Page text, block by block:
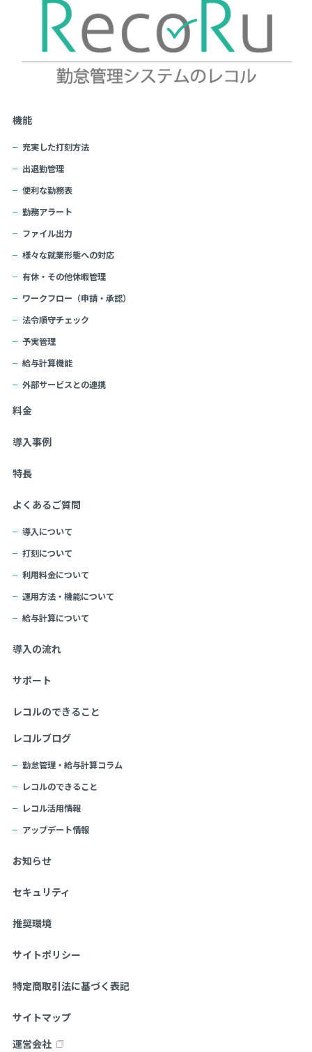
機能
充実した打刻方法
出退勤管理
便利な勤務表
勤務アラート
ファイル出力
様々な就業形態への対応
有休・その他休暇管理
ワークフロー（申請・承認）
法令順守チェック
予実管理
給与計算機能
外部サービスとの連携
料金
導入事例
特長
よくあるご質問
導入について
打刻について
利用料金について
運用方法・機能について
給与計算について
導入の流れ
サポート
レコルのできること
レコルブログ
勤怠管理・給与計算コラム
レコルのできること
レコル活用情報
アップデート情報
お知らせ
セキュリティ
推奨環境
サイトポリシー
特定商取引法に基づく表記
サイトマップ
運営会社